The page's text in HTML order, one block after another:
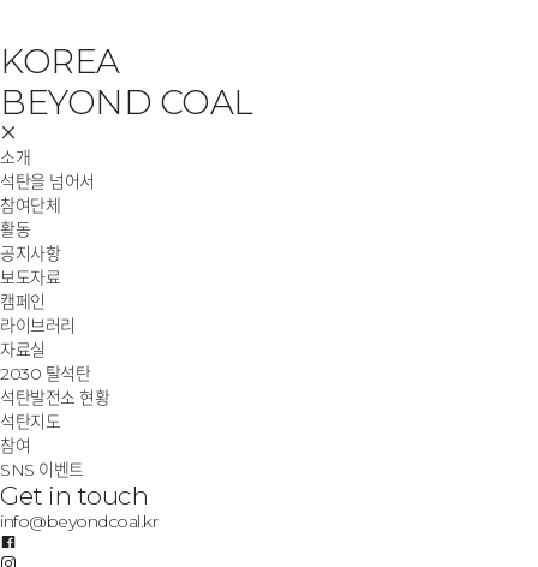
KOREA
BEYOND COAL
소개
석탄을 넘어서
참여단체
활동
공지사항
보도자료
캠페인
라이브러리
자료실
2030 탈석탄
석탄발전소 현황
석탄지도
참여
SNS 이벤트
Get in touch
info@beyondcoal.kr